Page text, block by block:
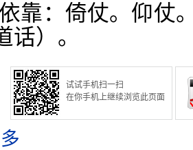
靠：倚仗。仰仗
话）。
试试手机扫一扫
在你手机上继续浏览此页面